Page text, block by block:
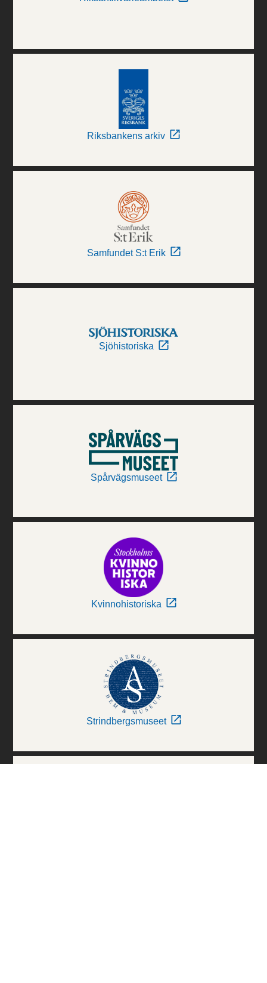
Riksbankens arkiv
Samfundet S:t Erik
Sjöhistoriska
Spårvägsmuseet
Kvinnohistoriska
Strindbergsmuseet